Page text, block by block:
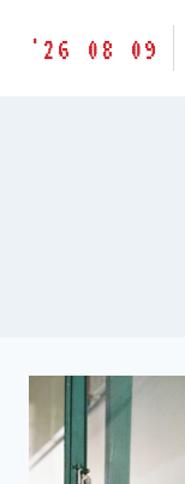
胶
'26 08 09